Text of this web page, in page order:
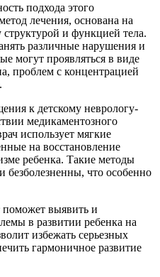
подхода этого
лечения, основана на
и функцией тела.
различные нарушения и
могут проявляться в виде
проблем с концентрацией
к детскому неврологу-
медикаментозного
использует мягкие
на восстановление
ребенка. Такие методы
безболезненны, что особенно
поможет выявить и
в развитии ребенка на
избежать серьезных
гармоничное развитие